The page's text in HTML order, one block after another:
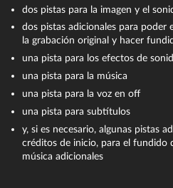
dos pistas para la imagen y el
dos pistas adicionales para poder
la grabación original y hacer
una pista para los efectos de
una pista para la música
una pista para la voz en off
una pista para subtítulos
y, si es necesario, algunas pistas
créditos de inicio, para el fundido
música adicionales